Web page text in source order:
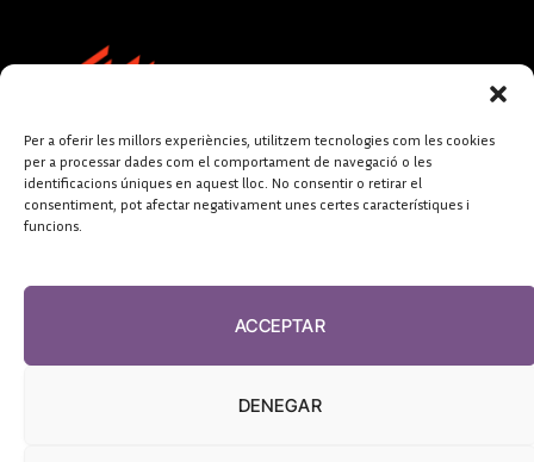
Per a oferir les millors experiències, utilitzem tecnologies com les cookies
per a processar dades com el comportament de navegació o les
identificacions úniques en aquest lloc. No consentir o retirar el
consentiment, pot afectar negativament unes certes característiques i
funcions.
ACCEPTAR
DENEGAR
FUNDACIÓ